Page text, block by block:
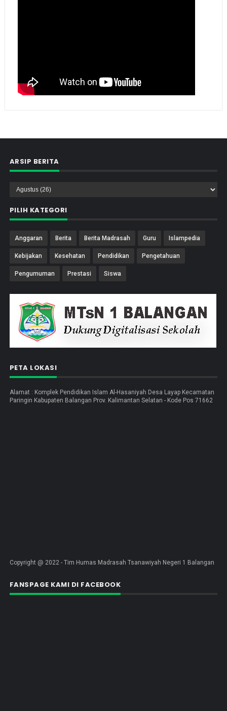
ARSIP BERITA
PILIH KATEGORI
Anggaran Berita Berita Madrasah Guru Islampedia
Kebijakan Kesehatan Pendidikan Pengetahuan
Pengumuman Prestasi Siswa
PETA LOKASI
Alamat : Komplek Pendidikan Islam Al-Hasaniyah Desa Layap Kecamatan
Paringin Kabupaten Balangan Prov. Kalimantan Selatan - Kode Pos 71662
Copyright @ 2022 - Tim Humas Madrasah Tsanawiyah Negeri 1 Balangan
FANSPAGE KAMI DI FACEBOOK